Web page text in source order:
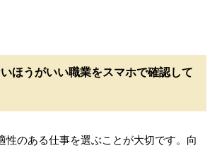
ほうがいい職業をスマホで確認して
性のある仕事を選ぶことが大切です。向